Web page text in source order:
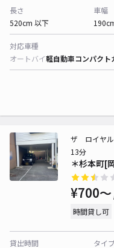
長さ
520cm 以下
車幅
対応車種
オートバイ軽自動車コンパクト
＊杉本町[
ザ ロイヤ
13分
¥700〜
時間貸し可
貸出時間
タイ